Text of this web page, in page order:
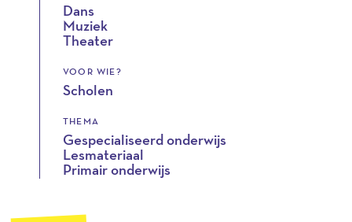
Dans
Muziek
Theater
VOOR WIE?
Scholen
THEMA
Gespecialiseerd onderwijs
Lesmateriaal
Primair onderwijs